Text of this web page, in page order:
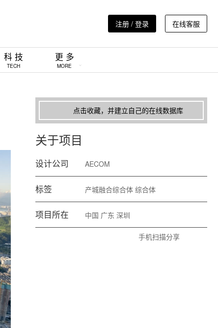
注册 / 登录 在线客服
科 技
TECH
更 多
MORE
点击收藏，并建立自己的在线数据库
关于项目
设计公司 AECOM
标签 产城融合综合体 综合体
项目所在 中国 广东 深圳
手机扫描分享